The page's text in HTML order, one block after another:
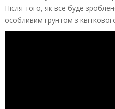
Після того, як все буде
особливим грунтом з